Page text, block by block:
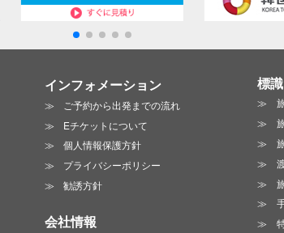
インフォメーション
ご予約から出発までの流れ
Eチケットについて
個人情報保護方針
プライバシーポリシー
勧誘方針
会社情報
標